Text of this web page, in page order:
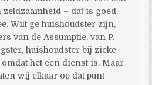
– dat is goed.
Wilt ge huishoudster zijn,
van de Assumptie, van P.
huishoudster bij zieke
het een dienst is. Maar
wij elkaar op dat punt